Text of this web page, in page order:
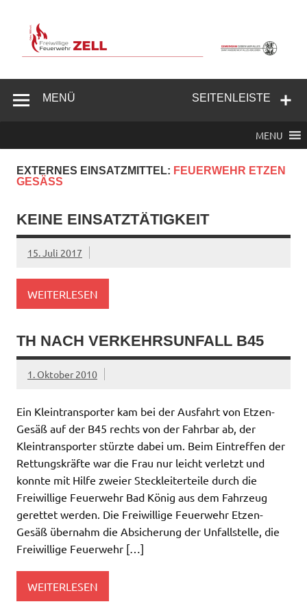
springen
Feuerwehr
SEITENLEISTE
MENÜ
MENU
EXTERNES EINSATZMITTEL: FEUERWEHR ETZEN
GESÄSS
KEINE EINSATZTÄTIGKEIT
15. Juli 2017
WEITERLESEN
TH NACH VERKEHRSUNFALL B45
1. Oktober 2010
Ein Kleintransporter kam bei der Ausfahrt von Etzen-
Gesäß auf der B45 rechts von der Fahrbar ab, der
Kleintransporter stürzte dabei um. Beim Eintreffen der
Rettungskräfte war die Frau nur leicht verletzt und
konnte mit Hilfe zweier Steckleiterteile durch die
Freiwillige Feuerwehr Bad König aus dem Fahrzeug
gerettet werden. Die Freiwillige Feuerwehr Etzen-
Gesäß übernahm die Absicherung der Unfallstelle, die
Freiwillige Feuerwehr […]
WEITERLESEN